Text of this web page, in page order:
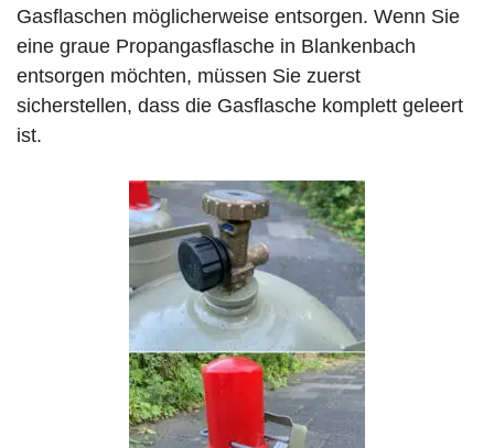
Gasflaschen möglicherweise entsorgen. Wenn Sie
eine graue Propangasflasche in Blankenbach
entsorgen möchten, müssen Sie zuerst
sicherstellen, dass die Gasflasche komplett geleert
ist.